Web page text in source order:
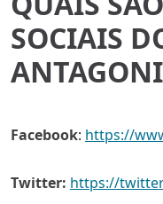
SOCIAIS
Facebook: https://
Twitter: https://